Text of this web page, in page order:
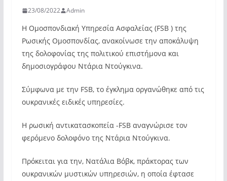
23/08/2022 Admin
Η Ομοσπονδιακή Υπηρεσία Ασφαλείας (FSB ) της
Ρωσικής Ομοσπονδίας, ανακοίνωσε την αποκάλυψη
της δολοφονίας της πολιτικού επιστήμονα και
δημοσιογράφου Ντάρια Ντούγκινα.
Σύμφωνα με την FSB, το έγκλημα οργανώθηκε από τις
ουκρανικές ειδικές υπηρεσίες.
Η ρωσική αντικατασκοπεία -FSB αναγνώρισε τον
φερόμενο δολοφόνο της Ντάρια Ντούγκινα.
Πρόκειται για την, Νατάλια Βόβκ, πράκτορας των
ουκρανικών μυστικών υπηρεσιών, η οποία έφτασε